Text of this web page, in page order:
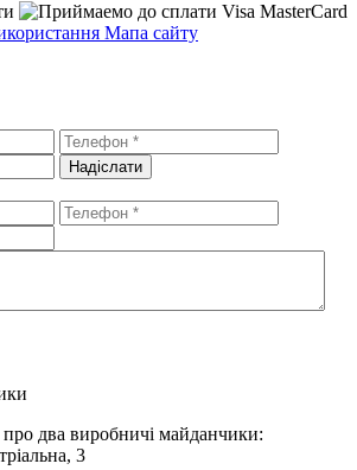
Мапа сайту
Надіслати
про два виробничі майданчики:
3